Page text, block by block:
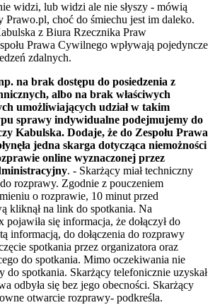
widzi, lub widzi ale nie słyszy - mówią
choć do śmiechu jest im daleko.
z Biura Rzecznika Praw
Prawa Cywilnego wpływają pojedyncze
zdalnych.
na brak dostępu do posiedzenia z
albo na brak właściwych
umożliwiających udział w takim
sprawy indywidualne podejmujemy do
Kabulska. Dodaje, że do Zespołu Prawa
jedna skarga dotycząca niemożności
online wyznaczonej przez
. - Skarżący miał techniczny
rozprawy. Zgodnie z pouczeniem
o rozprawie, 10 minut przed
kliknął na link do spotkania. Na
się informacja, że dołączył do
informacją, do dołączenia do rozprawy
spotkania przez organizatora oraz
do spotkania. Mimo oczekiwania nie
do spotkania. Skarżący telefonicznie uzyskał
odbyła się bez jego obecności. Skarżący
otwarcie rozprawy- podkreśla.